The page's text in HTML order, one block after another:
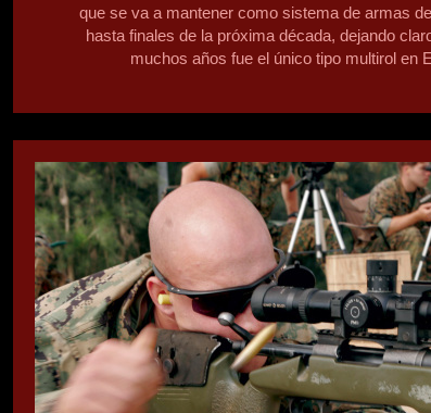
que se va a mantener como sistema de armas
hasta finales de la próxima década, dejando
muchos años fue el único tipo multirol en